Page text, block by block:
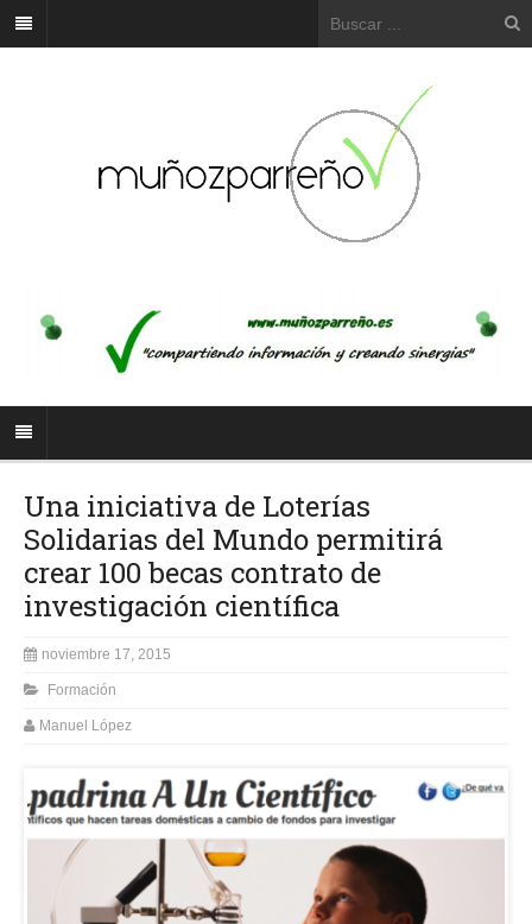
Una iniciativa de Loterías
Solidarias del Mundo permitirá
crear 100 becas contrato de
investigación científica
noviembre 17, 2015
Formación
Manuel López